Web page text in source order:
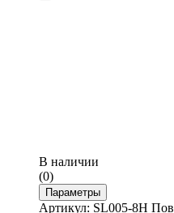
В наличии
(0)
Параметры
Артикул: SL005-8H